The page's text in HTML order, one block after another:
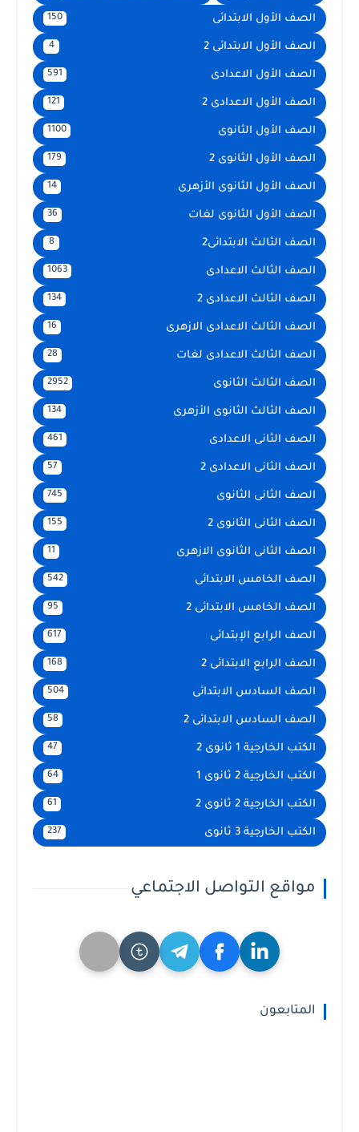
الصف الأول الابتدائى 150
الصف الأول الابتدائى 2 4
الصف الأول الاعدادى 591
الصف الأول الاعدادى 2 121
الصف الأول الثانوى 1100
الصف الأول الثانوى 2 179
الصف الأول الثانوى الأزهرى 14
الصف الأول الثانوى لغات 36
الصف الثالث الابتدائى2 8
الصف الثالث الاعدادى 1063
الصف الثالث الاعدادى 2 134
الصف الثالث الاعدادى الازهرى 16
الصف الثالث الاعدادى لغات 28
الصف الثالث الثانوى 2952
الصف الثالث الثانوى الأزهرى 134
الصف الثانى الاعدادى 461
الصف الثانى الاعدادى 2 57
الصف الثانى الثانوى 745
الصف الثانى الثانوى 2 155
الصف الثانى الثانوى الازهرى 11
الصف الخامس الابتدائى 542
الصف الخامس الابتدائى 2 95
الصف الرابع الإبتدائى 617
الصف الرابع الابتدائى 2 168
الصف السادس الابتدائى 504
الصف السادس الابتدائى 2 58
الكتب الخارجية 1 ثانوى 2 47
الكتب الخارجية 2 ثانوى 1 64
الكتب الخارجية 2 ثانوى 2 61
الكتب الخارجية 3 ثانوى 237
مواقع التواصل الاجتماعي
المتابعون